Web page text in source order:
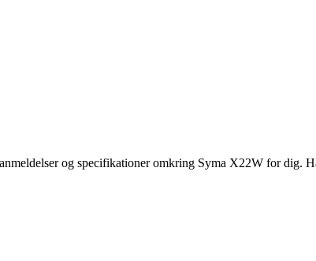
og specifikationer omkring Syma X22W for dig.